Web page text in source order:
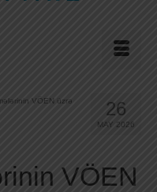
26
MAY 2026
VÖEN üzrə
VÖEN